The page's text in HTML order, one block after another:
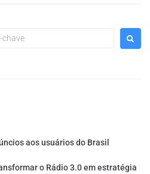
aos usuários do Brasil
o Rádio 3.0 em estratégia